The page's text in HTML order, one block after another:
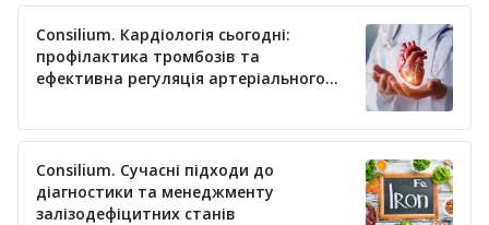
Consilium. Кардіологія сьогодні:
профілактика тромбозів та
ефективна регуляція артеріального
Consilium. Сучасні підходи до
діагностики та менеджменту
залізодефіцитних станів